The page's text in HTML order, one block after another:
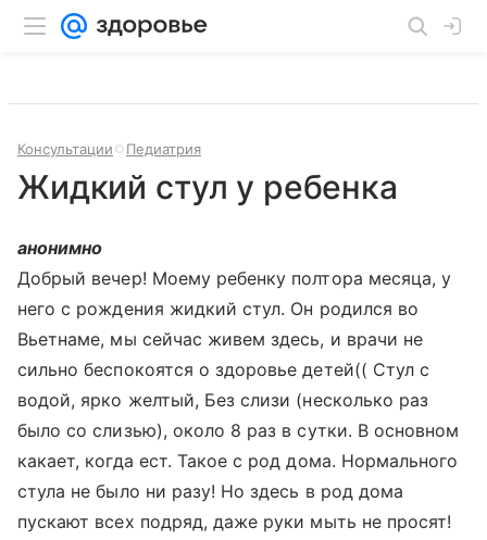
Консультации Педиатрия
Жидкий стул у ребенка
анонимно
Добрый вечер! Моему ребенку полтора месяца, у
него с рождения жидкий стул. Он родился во
Вьетнаме, мы сейчас живем здесь, и врачи не
сильно беспокоятся о здоровье детей(( Стул с
водой, ярко желтый, Без слизи (несколько раз
было со слизью), около 8 раз в сутки. В основном
какает, когда ест. Такое с род дома. Нормального
стула не было ни разу! Но здесь в род дома
пускают всех подряд, даже руки мыть не просят!